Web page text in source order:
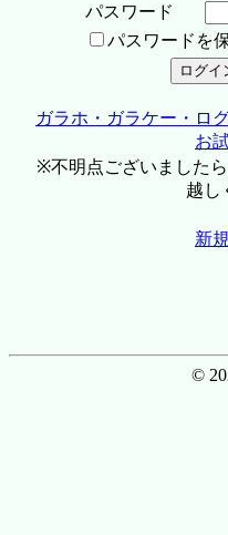
パスワード
パスワードを
ガラホ・ガラケー・ロ
お
※不明点ございました
越し
新
©